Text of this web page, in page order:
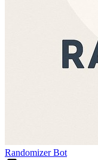
Randomizer Bot